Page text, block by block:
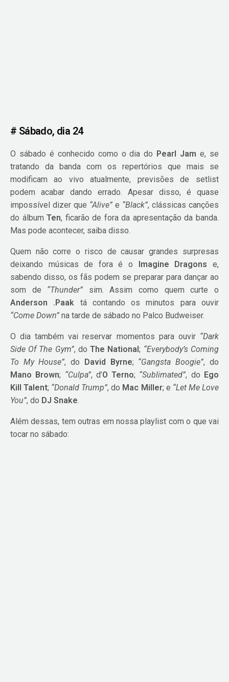
# Sábado, dia 24
O sábado é conhecido como o dia do Pearl Jam e, se
tratando da banda com os repertórios que mais se
modificam ao vivo atualmente, previsões de setlist
podem acabar dando errado. Apesar disso, é quase
impossível dizer que “Alive”e “Black”, clássicas canções
do álbumTen, ficarão de fora da apresentação da banda.
Mas pode acontecer, saiba disso.
Quem não corre o risco de causar grandes surpresas
deixando músicas de fora é o Imagine Dragons e,
sabendo disso, os fãs podem se preparar para dançar ao
som de “Thunder” sim. Assim como quem curte o
Anderson .Paak tá contando os minutos para ouvir
“Come Down” na tarde de sábado no Palco Budweiser.
O dia também vai reservar momentos para ouvir “Dark
Side Of The Gym”, doThe National; “Everybody’s Coming
To My House”, do David Byrne; “Gangsta Boogie”, do
Mano Brown; “Culpa”, d’O Terno; “Sublimated”, do Ego
Kill Talent; “Donald Trump”, do Mac Miller; e “Let Me Love
You”, do DJ Snake.
Além dessas, tem outras em nossa playlist com o que vai
tocar no sábado: